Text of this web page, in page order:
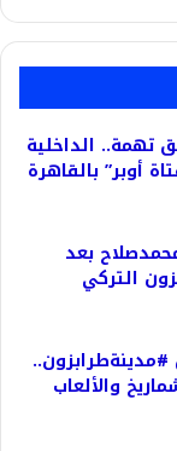
تهمة.. الداخلية
أوبر” بالقاهرة
بعد
التركي
والألعاب